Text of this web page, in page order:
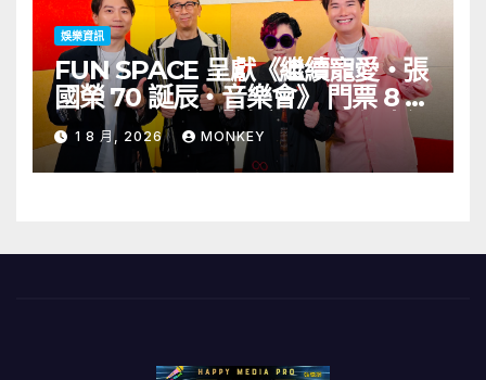
娛樂資訊
FUN SPACE 呈獻《繼續寵愛・張
國榮 70 誕辰・音樂會》 門票 8 月
1 日至 10 日於「健康．旦」優先訂
購
1 8 月, 2026 MONKEY